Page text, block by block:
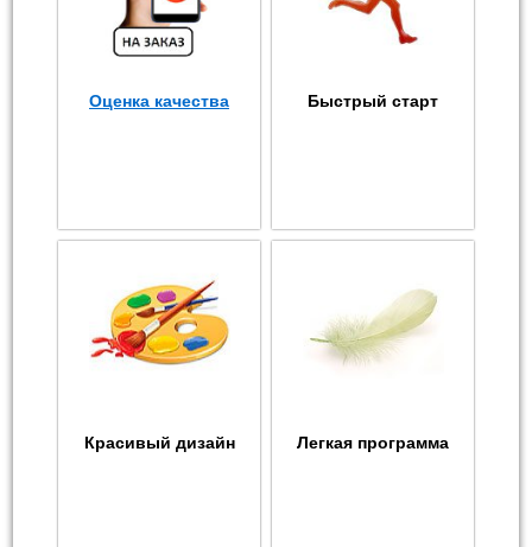
Оценка качества Быстрый старт
Красивый дизайн Легкая программа